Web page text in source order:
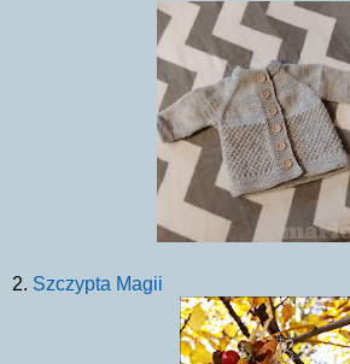
2. Szczypta Magii